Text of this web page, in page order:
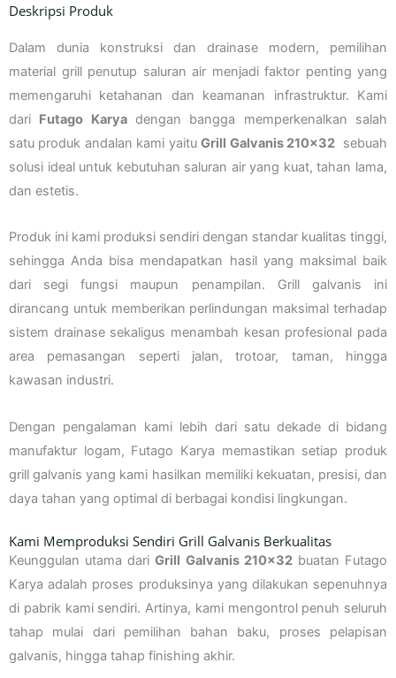
Deskripsi Produk
Dalam dunia konstruksi dan drainase modern, pemilihan
material grill penutup saluran air menjadi faktor penting yang
memengaruhi ketahanan dan keamanan infrastruktur. Kami
dari Futago Karyadengan bangga memperkenalkan salah
satu produk andalan kami yaituGrill Galvanis 210×32 sebuah
solusi ideal untuk kebutuhan saluran air yang kuat, tahan lama,
dan estetis.
Produk ini kami produksi sendiri dengan standar kualitas tinggi,
sehingga Anda bisa mendapatkan hasil yang maksimal baik
dari segi fungsi maupun penampilan. Grill galvanis ini
dirancang untuk memberikan perlindungan maksimal terhadap
sistem drainase sekaligus menambah kesan profesional pada
area pemasangan seperti jalan, trotoar, taman, hingga
kawasan industri.
Dengan pengalaman kami lebih dari satu dekade di bidang
manufaktur logam, Futago Karya memastikan setiap produk
grill galvanis yang kami hasilkan memiliki kekuatan, presisi, dan
daya tahan yang optimal di berbagai kondisi lingkungan.
Kami Memproduksi Sendiri Grill Galvanis Berkualitas
Keunggulan utama dariGrill Galvanis 210×32buatan Futago
Karya adalah proses produksinya yang dilakukan sepenuhnya
di pabrik kami sendiri. Artinya, kami mengontrol penuh seluruh
tahap mulai dari pemilihan bahan baku, proses pelapisan
galvanis, hingga tahap finishing akhir.